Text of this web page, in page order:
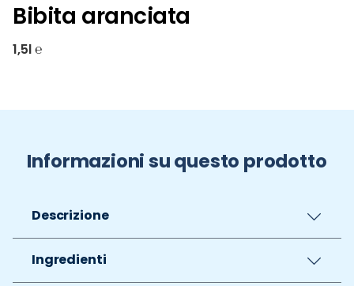
Bibita aranciata
1,5l ℮
Informazioni su questo prodotto
Descrizione
Ingredienti